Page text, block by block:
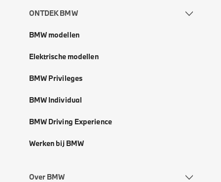
ONTDEK BMW
BMW modellen
Elektrische modellen
BMW Privileges
BMW Individual
BMW Driving Experience
Werken bij BMW
Over BMW